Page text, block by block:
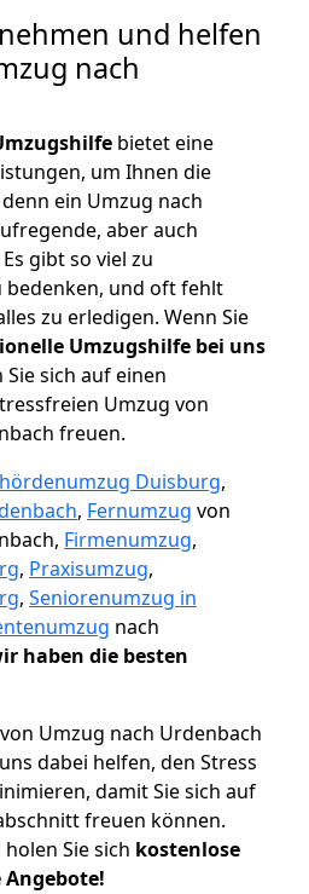
und helfen
nach
bietet eine
um Ihnen die
ein Umzug nach
aber auch
gibt so viel zu
bedenken, und oft fehlt
zu erledigen. Wenn Sie
Umzugshilfe bei uns
sich auf einen
Umzug von
freuen.
Duisburg,
, Fernumzug von
Firmenumzug,
, Praxisumzug,
, Seniorenumzug in
nach
haben die besten
Umzug nach Urdenbach
dabei helfen, den Stress
damit Sie sich auf
freuen können.
Sie sich kostenlose